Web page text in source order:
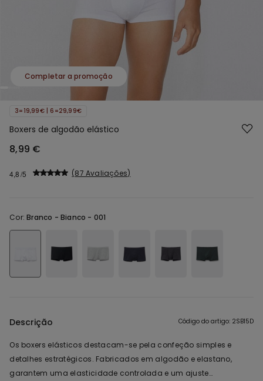
Completar a promoção
3=19,99€ | 6=29,99€
Boxers de algodão elástico
8,99 €
4,8 87 Avaliações
Cor:Branco -Bianco - 001
Descrição Código do artigo: 2SB15D
Os boxers elásticos destacam-se pela confeção simples e
detalhes estratégicos. Fabricados em algodão e elastano,
garantem uma elasticidade controlada e um ajuste